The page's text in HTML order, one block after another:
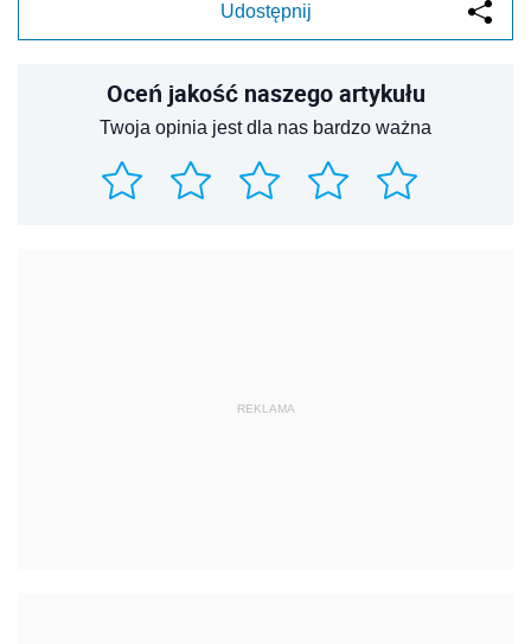
Udostępnij
Oceń jakość naszego artykułu
Twoja opinia jest dla nas bardzo ważna
REKLAMA